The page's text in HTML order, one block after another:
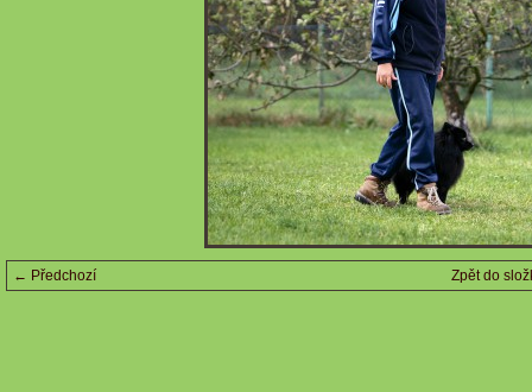
← Předchozí Zpět do